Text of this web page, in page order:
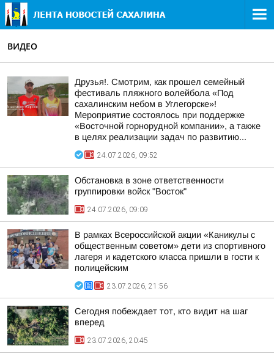
ВИДЕО
Друзья!. Смотрим, как прошел семейный
фестиваль пляжного волейбола «Под
сахалинским небом в Углегорске»!
Мероприятие состоялось при поддержке
«Восточной горнорудной компании», а также
в целях реализации задач по развитию...
24.07.2026, 09:52
Обстановка в зоне ответственности
группировки войск "Восток"
24.07.2026, 09:09
В рамках Всероссийской акции «Каникулы с
общественным советом» дети из спортивного
лагеря и кадетского класса пришли в гости к
полицейским
23.07.2026, 21:56
Сегодня побеждает тот, кто видит на шаг
вперед
23.07.2026, 20:45